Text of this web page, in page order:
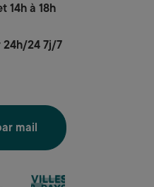
14h à 18h
24h/24 7j/7
mail